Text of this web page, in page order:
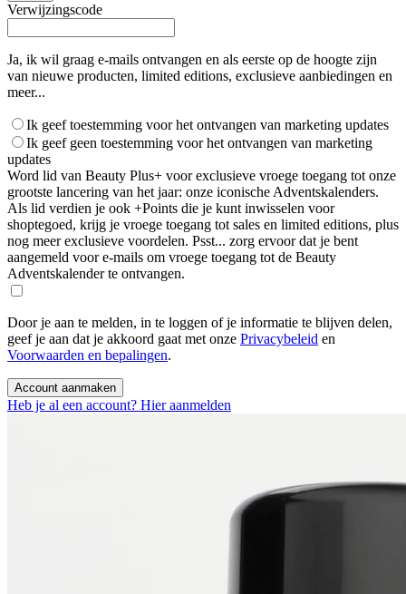
Verwijzingscode
Ja, ik wil graag e-mails ontvangen en als eerste op de hoogte zijn
van nieuwe producten, limited editions, exclusieve aanbiedingen en
meer...
Ik geef toestemming voor het ontvangen van marketing updates
Ik geef geen toestemming voor het ontvangen van marketing
updates
Word lid van Beauty Plus+ voor exclusieve vroege toegang tot onze
grootste lancering van het jaar: onze iconische Adventskalenders.
Als lid verdien je ook +Points die je kunt inwisselen voor
shoptegoed, krijg je vroege toegang tot sales en limited editions, plus
nog meer exclusieve voordelen. Psst... zorg ervoor dat je bent
aangemeld voor e-mails om vroege toegang tot de Beauty
Adventskalender te ontvangen.
Door je aan te melden, in te loggen of je informatie te blijven delen,
geef je aan dat je akkoord gaat met onze Privacybeleid en
Voorwaarden en bepalingen.
Account aanmaken
Heb je al een account? Hier aanmelden